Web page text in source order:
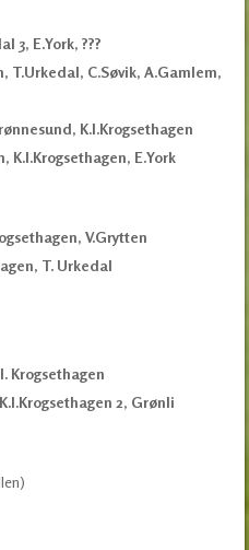
3, E.York, ???
T.Urkedal, C.Søvik, A.Gamlem,
K.I.Krogsethagen
K.I.Krogsethagen, E.York
V.Grytten
T. Urkedal
Krogsethagen
2, Grønli